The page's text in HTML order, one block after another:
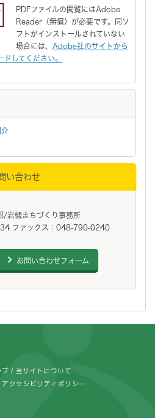
PDFファイルの閲覧にはAdobe
Reader（無償）が必要です。同ソ
フトがインストールされていない
場合には、 Adobe社のサイトから
してください。
介
い合わせ
/岩槻まちづくり事務所
ファックス：048-790-0240
お問い合わせフォーム
プ 当サイトについて
アクセシビリティポリシー